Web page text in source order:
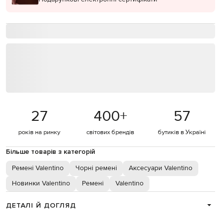
27
років на ринку
400+
світових брендів
57
бутиків в Україні
Більше товарів з категорій
Ремені Valentino Чорні ремені
Аксесуари Valentino
Новинки Valentino
Ремені Valentino
ДЕТАЛІ Й ДОГЛЯД